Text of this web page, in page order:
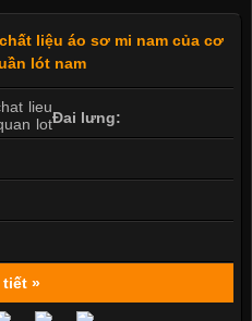
liệu áo sơ mi nam của cơ
lót nam
Đai lưng:
tiết »